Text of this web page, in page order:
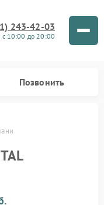
243-42-03
с 10:00 до 20:00
Позвонить